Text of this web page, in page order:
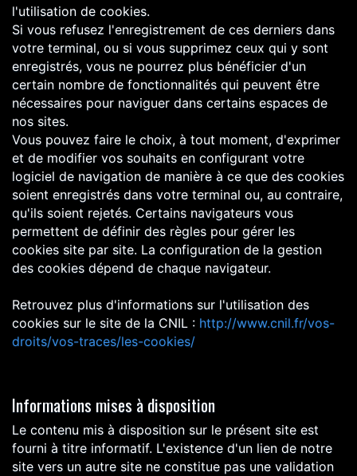
l'utilisation de cookies.
Si vous refusez l'enregistrement de ces derniers dans
votre terminal, ou si vous supprimez ceux qui y sont
enregistrés, vous ne pourrez plus bénéficier d'un
certain nombre de fonctionnalités qui peuvent être
nécessaires pour naviguer dans certains espaces de
nos sites.
Vous pouvez faire le choix, à tout moment, d'exprimer
et de modifier vos souhaits en configurant votre
logiciel de navigation de manière à ce que des cookies
soient enregistrés dans votre terminal ou, au contraire,
qu'ils soient rejetés. Certains navigateurs vous
permettent de définir des règles pour gérer les
cookies site par site. La configuration de la gestion
des cookies dépend de chaque navigateur.
Retrouvez plus d'informations sur l'utilisation des
cookies sur le site de la CNIL : http://www.cnil.fr/vos-
droits/vos-traces/les-cookies/
Informations mises à disposition
Le contenu mis à disposition sur le présent site est
fourni à titre informatif. L'existence d'un lien de notre
site vers un autre site ne constitue pas une validation